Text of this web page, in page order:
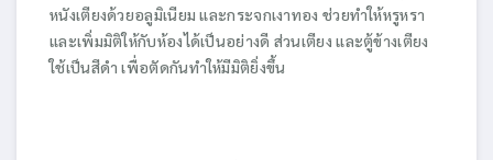
หนังเตียงด้วยอลูมิเนียม และกระจกเงาทอง ช่วยทำให้หรูหรา
และเพิ่มมิติให้กับห้องได้เป็นอย่างดี ส่วนเตียง และตู้ข้างเตียง
ใช้เป็นสีดำ เพื่อตัดกันทำให้มีมิติยิ่งขึ้น